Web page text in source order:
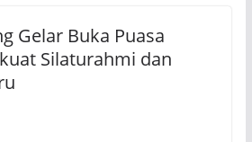
Gelar Buka Puasa
Silaturahmi dan